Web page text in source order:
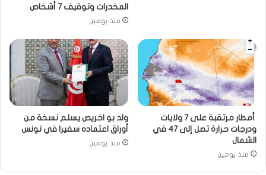
المخدرات وتوقيف 7 أشخاص
منذ يومين
أمطار مرتقبة على 7 ولايات
ودرجات حرارة تصل إلى 47 في
الشمال
منذ يومين
ولد بو اخريص يسلم نسخة من
أوراق اعتماده سفيرا في تونس
منذ يومين